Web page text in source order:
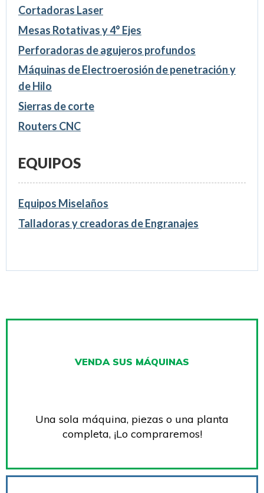
Cortadoras Laser
Mesas Rotativas y 4° Ejes
Perforadoras de agujeros profundos
Máquinas de Electroerosión de penetración y
de Hilo
Sierras de corte
Routers CNC
EQUIPOS
Equipos Miselaños
Talladoras y creadoras de Engranajes
VENDA SUS MÁQUINAS
Una sola máquina, piezas o una planta
completa, ¡Lo compraremos!